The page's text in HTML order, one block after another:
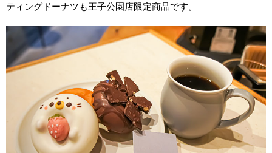
ティングドーナツも王子公園店限定商品です。